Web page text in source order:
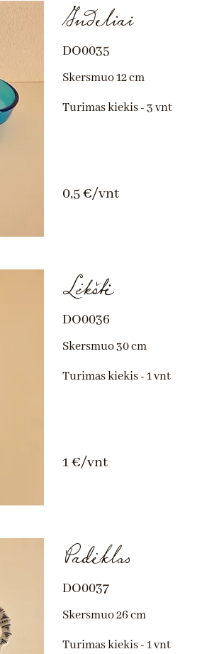
Indeliai
DO0035
Skersmuo 12 cm
Turimas kiekis - 3 vnt
0,5 €/vnt
Lėkštė
DO0036
Skersmuo 30 cm
Turimas kiekis - 1 vnt
1 €/vnt
Padėklas
DO0037
Skersmuo 26 cm
Turimas kiekis - 1 vnt